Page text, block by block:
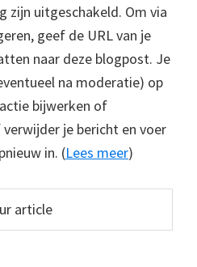
zijn uitgeschakeld. Om via
geef de URL van je
naar deze blogpost. Je
na moderatie) op
bijwerken of
je bericht en voer
in. (Lees meer)